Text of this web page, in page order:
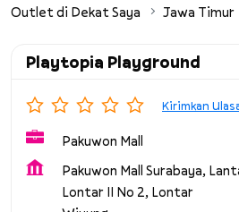
Outlet di Dekat Saya Jawa Timur
Playtopia Playground
Kirimkan
Pakuwon Mall
Pakuwon Mall Surabaya,
Lontar II No 2, Lontar